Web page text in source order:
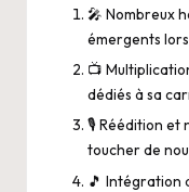
🎤 Nombreux
émergents
📺
dédiés à sa
🎙️ Réédition et
toucher de
🎵 Intégration